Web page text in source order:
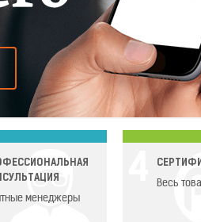
менеджеры
Весь